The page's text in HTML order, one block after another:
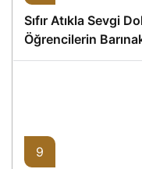
Sıfır Atıkla Sevgi
Öğrencilerin
Proje
9